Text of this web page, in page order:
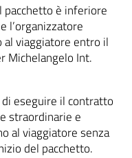
pacchetto è inferiore
l’organizzatore
al viaggiatore entro il
Michelangelo Int.
di eseguire il contratto
straordinarie e
al viaggiatore senza
del pacchetto.